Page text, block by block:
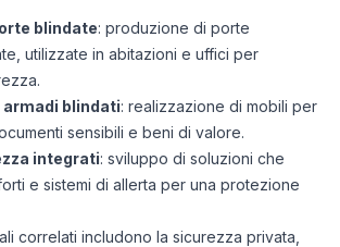
blindate: produzione di porte
utilizzate in abitazioni e uffici per
blindati: realizzazione di mobili per
sensibili e beni di valore.
integrati: sviluppo di soluzioni che
e sistemi di allerta per una protezione
correlati includono la sicurezza privata,